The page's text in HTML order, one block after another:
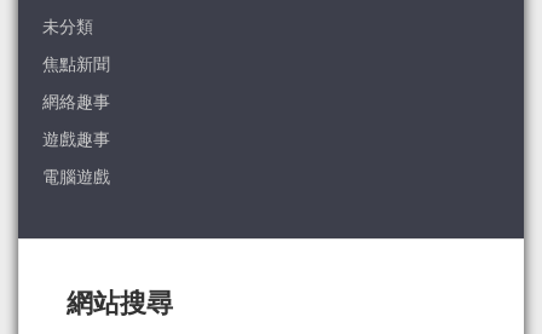
未分類
焦點新聞
網絡趣事
遊戲趣事
電腦遊戲
網站搜尋